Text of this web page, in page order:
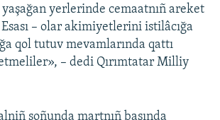
yerlerinde cemaatnıñ areket
– olar akimiyetlerini istilâcığa
qol tutuv mevamlarında qattı
– dedi Qırımtatar Milliy
soñunda martnıñ başında